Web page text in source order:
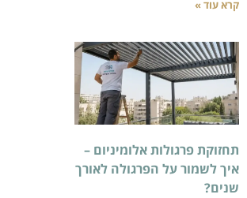
אלומיניום –
לאורך